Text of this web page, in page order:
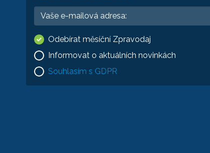
Odebírat měsíční Zpravodaj
Informovat o aktuálních novinkách
Souhlasím s GDPR